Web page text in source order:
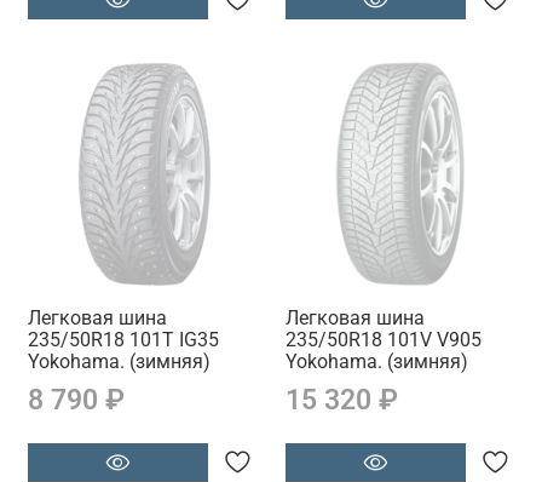
Легковая шина
235/50R18 101T IG35
Yokohama. (зимняя)
8 790 ₽
Легковая шина
235/50R18 101V V905
Yokohama. (зимняя)
15 320 ₽